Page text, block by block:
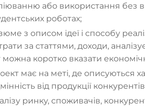
або використання без
роботах;
з описом ідеї і способу
за статтями, доходи,
можна коротко вказати
має на меті, де описуються
від продукції
ринку, споживачів,